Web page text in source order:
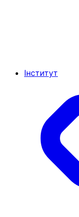
Інститут